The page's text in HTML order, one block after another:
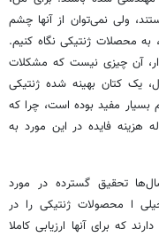
ولی نمی‌توان از آنها چشم
محصلات ژنتیکی نگاه کنیم.
آن چیزی نیست که مشکلات
یک کتان بهینه شده ژنتیکی
بسیار مفید بوده است، چرا که
هزینه فایده در این مورد به
تحقیق گسترده در مورد
ا محصولات ژنتیکی را در
که برای آنها ارزیابی کاملا